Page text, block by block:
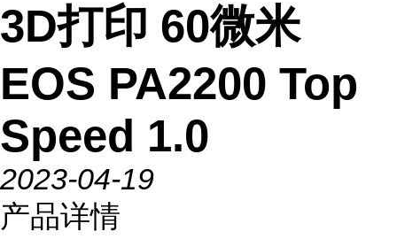
3D打印 60微米
EOS PA2200 Top
Speed 1.0
2023-04-19
产品详情